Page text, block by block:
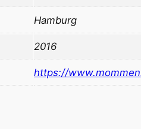
Hamburg
2016
https://